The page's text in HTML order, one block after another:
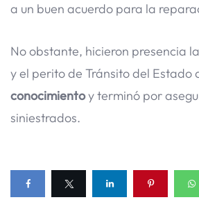
a un buen acuerdo para la
No obstante, hicieron presencia
y el perito de Tránsito del Estado
conocimientoy terminó por
siniestrados.